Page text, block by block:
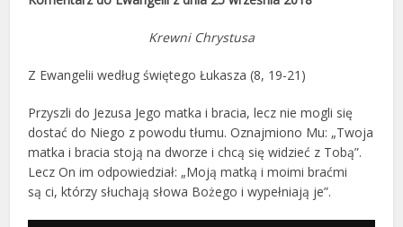
Krewni Chrystusa
Z Ewangelii według świętego Łukasza (8, 19-21)
Przyszli do Jezusa Jego matka i bracia, lecz nie mogli się
dostać do Niego z powodu tłumu. Oznajmiono Mu: „Twoja
matka i bracia stoją na dworze i chcą się widzieć z Tobą”.
Lecz On im odpowiedział: „Moją matką i moimi braćmi
są ci, którzy słuchają słowa Bożego i wypełniają je”.